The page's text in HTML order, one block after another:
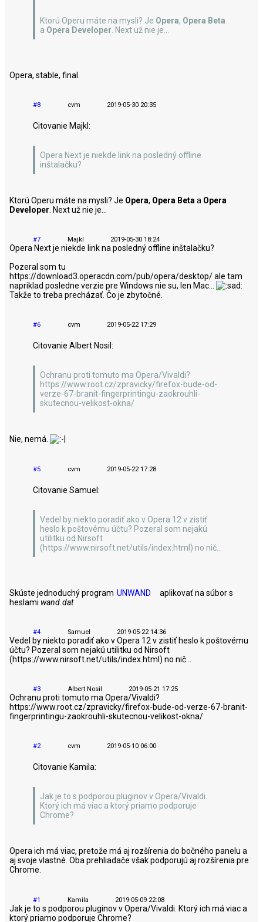
Ktorú Operu máte na mysli? Je Opera, Opera Beta
a Opera Developer . Next už nie je...
Opera, stable, final.
#8 cvm 2019-05-30 20:35
Citovanie Majkl:
Opera Next je niekde link na posledný offline
inštalačku?
Ktorú Operu máte na mysli? Je Opera, Opera Beta a Opera
Developer . Next už nie je...
#7 Majkl 2019-05-30 18:24
Opera Next je niekde link na posledný offline inštalačku?
Pozeral som tu
https://download3.operacdn.com/pub/opera/desktop/ ale tam
napriklad posledne verzie pre Windows nie su, len Mac...
Takže to treba precházať. Čo je zbytočné.
#6 cvm 2019-05-22 17:29
Citovanie Albert Nosil:
Ochranu proti tomuto ma Opera/Vivaldi?
https://www.root.cz/zpravicky/firefox-bude-od-
verze-67-branit-fingerprintingu-zaokrouhli-
skutecnou-velikost-okna/
Nie, nemá.
#5 cvm 2019-05-22 17:28
Citovanie Samuel:
Vedel by niekto poradiť ako v Opera 12 v zistiť
heslo k poštovému účtu? Pozeral som nejakú
utilitku od Nirsoft
(https://www.nirsoft.net/utils/index.html) no nič...
Skúste jednoduchý program UNWAND
aplikovať na súbor s
heslami wand.dat
#4 Samuel 2019-05-22 14:36
Vedel by niekto poradiť ako v Opera 12 v zistiť heslo k poštovému
účtu? Pozeral som nejakú utilitku od Nirsoft
(https://www.nirsoft.net/utils/index.html) no nič...
#3 Albert Nosil 2019-05-21 17:25
Ochranu proti tomuto ma Opera/Vivaldi?
https://www.root.cz/zpravicky/firefox-bude-od-verze-67-branit-
fingerprintingu-zaokrouhli-skutecnou-velikost-okna/
#2 cvm 2019-05-10 06:00
Citovanie Kamila:
Jak je to s podporou pluginov v Opera/Vivaldi.
Ktorý ich má viac a ktorý priamo podporuje
Chrome?
Opera ich má viac, pretože má aj rozšírenia do bočného panelu a
aj svoje vlastné. Oba prehliadače však podporujú aj rozšírenia pre
Chrome.
#1 Kamila 2019-05-09 22:08
Jak je to s podporou pluginov v Opera/Vivaldi. Ktorý ich má viac a
ktorý priamo podporuje Chrome?